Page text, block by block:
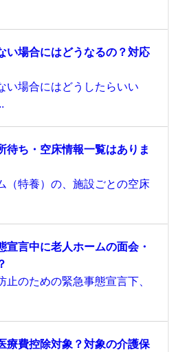
い場合にはどうなるの？対応
い場合にはどうしたらいい
待ち・空床情報一覧はありま
（特養）の、施設ごとの空床
宣言中に老人ホームの面会・
のための緊急事態宣言下、
療費控除対象？対象の介護保